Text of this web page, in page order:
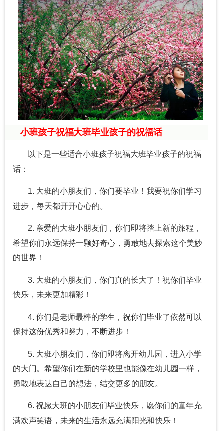
小班孩子祝福大班毕业孩子的祝福话
以下是一些适合小班孩子祝福大班毕业孩子的祝福
话：
1. 大班的小朋友们，你们要毕业！我要祝你们学习
进步，每天都开开心心的。
2. 亲爱的大班小朋友们，你们即将踏上新的旅程，
希望你们永远保持一颗好奇心，勇敢地去探索这个美妙
的世界！
3. 大班的小朋友们，你们真的长大了！祝你们毕业
快乐，未来更加精彩！
4. 你们是老师最棒的学生，祝你们毕业了依然可以
保持这份优秀和努力，不断进步！
5. 大班小朋友们，你们即将离开幼儿园，进入小学
的大门。希望你们在新的学校里也能像在幼儿园一样，
勇敢地表达自己的想法，结交更多的朋友。
6. 祝愿大班的小朋友们毕业快乐，愿你们的童年充
满欢声笑语，未来的生活永远充满阳光和快乐！